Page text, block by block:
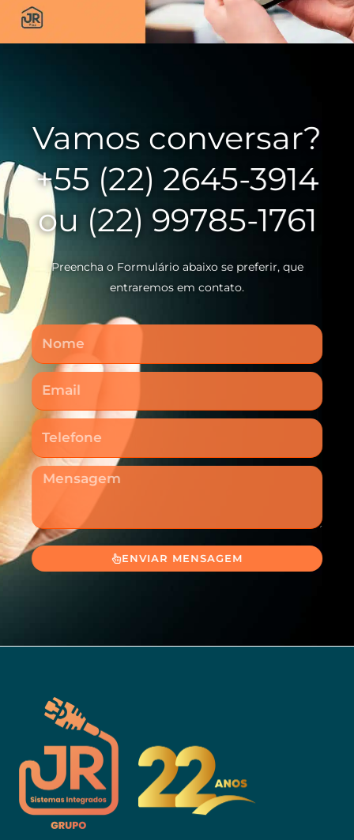
Vamos conversar?
+55 (22) 2645-3914
ou (22) 99785-1761
Preencha o Formulário abaixo se preferir, que
entraremos em contato.
Nome
Email
Telefone
Mensagem
ENVIAR MENSAGEM